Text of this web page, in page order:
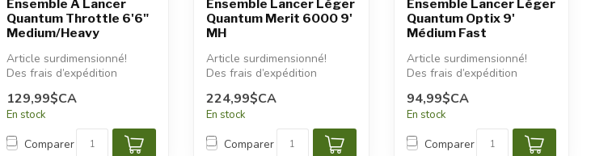
Ensemble À Lancer
Quantum Throttle 6'6"
Medium/Heavy
Article surdimensionné!
Des frais d’expédition
appliqués.
129,99$CA
En stock
Comparer
Ensemble Lancer Léger
Quantum Merit 6000 9'
MH
Article surdimensionné!
Des frais d’expédition
appliqués.
224,99$CA
En stock
Comparer
Ensemble Lancer Léger
Quantum Optix 9'
Médium Fast
Article surdimensionné!
Des frais d’expédition
appliqués.
94,99$CA
En stock
Comparer